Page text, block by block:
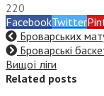
220
FacebookTwitter
Броварських
Броварські
Вищої ліги
Related posts